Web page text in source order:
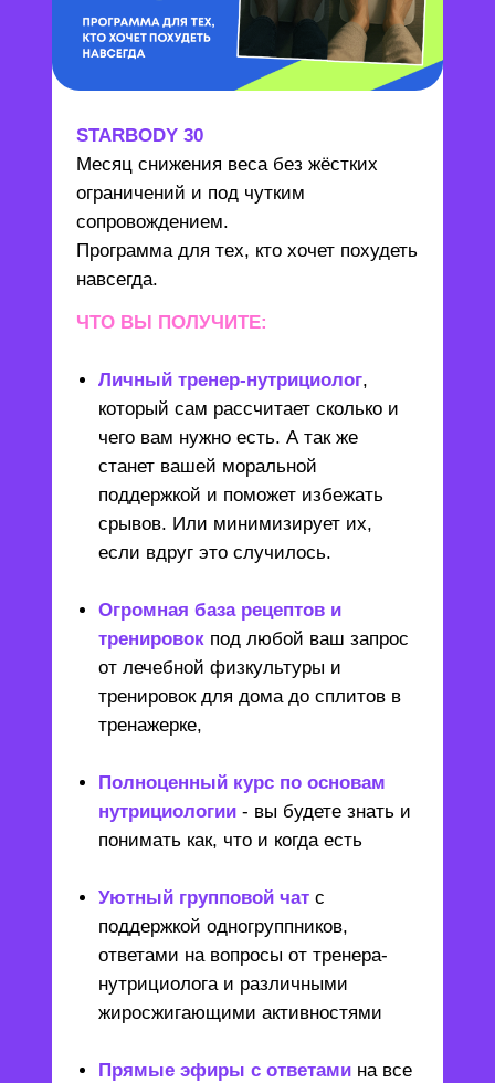
STARBODY 30
Месяц снижения веса без жёстких
ограничений и под чутким
сопровождением.
Программа для тех, кто хочет похудеть
навсегда.
ЧТО ВЫ ПОЛУЧИТЕ:
Личный тренер-нутрициолог,
который сам рассчитает сколько и
чего вам нужно есть. А так же
станет вашей моральной
поддержкой и поможет избежать
срывов. Или минимизирует их,
если вдруг это случилось.
Огромная база рецептов и
тренировок под любой ваш запрос
от лечебной физкультуры и
тренировок для дома до сплитов в
тренажерке,
Полноценный курс по основам
нутрициологии - вы будете знать и
понимать как, что и когда есть
Уютный групповой чат с
поддержкой одногруппников,
ответами на вопросы от тренера-
нутрициолога и различными
жиросжигающими активностями
Прямые эфиры с ответами на все